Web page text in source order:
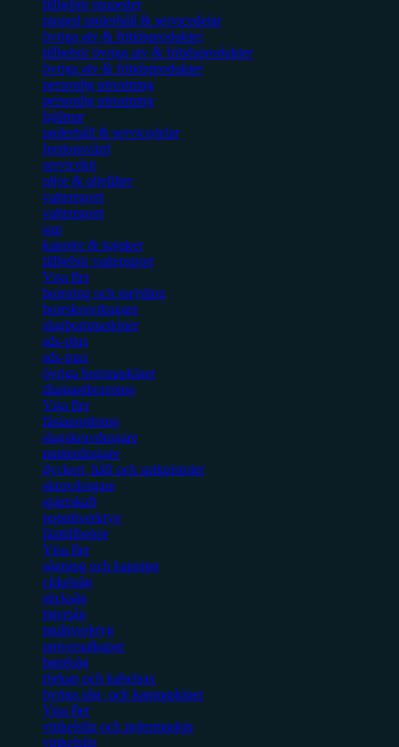
tillbehör mopeder
moped underhåll & servicedelar
övriga atv & fritidsprodukter
tillbehör övriga atv & fritidsprodukter
övriga atv & fritidsprodukter
personlig utrustning
personlig utrustning
hjälmar
underhåll & servicedelar
fordonsvård
servicekit
oljor & oljefilter
vattensport
vattensport
sup
kanoter & kajaker
tillbehör vattensport
Visa fler
borrning och mejsling
borrskruvdragare
slagborrmaskiner
sds-plus
sds-max
övriga borrmaskiner
diamantborrning
Visa fler
fästanordning
slagskruvdragare
mutterdragare
dyckert, häft och spikpistoler
skruvdragare
spärrskaft
popnitverktyg
fästtillbehör
Visa fler
sågning och kapning
cirkelsåg
sticksåg
tigersåg
multiverktyg
universalkapar
bandsåg
rörkap och kabelsax
övriga såg- och kapmaskiner
Visa fler
vinkelslip och polermaskin
vinkelslip